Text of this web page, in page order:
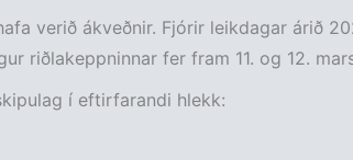
verið ákveðnir. Fjórir leikdagar árið
riðlakeppninnar fer fram 11. og 12.
í eftirfarandi hlekk: